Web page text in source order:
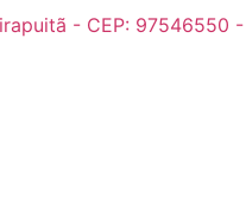
- CEP: 97546550 -